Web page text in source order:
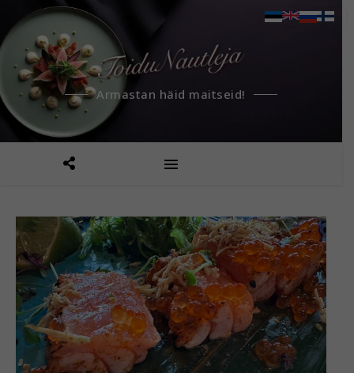
Armastan häid maitseid!